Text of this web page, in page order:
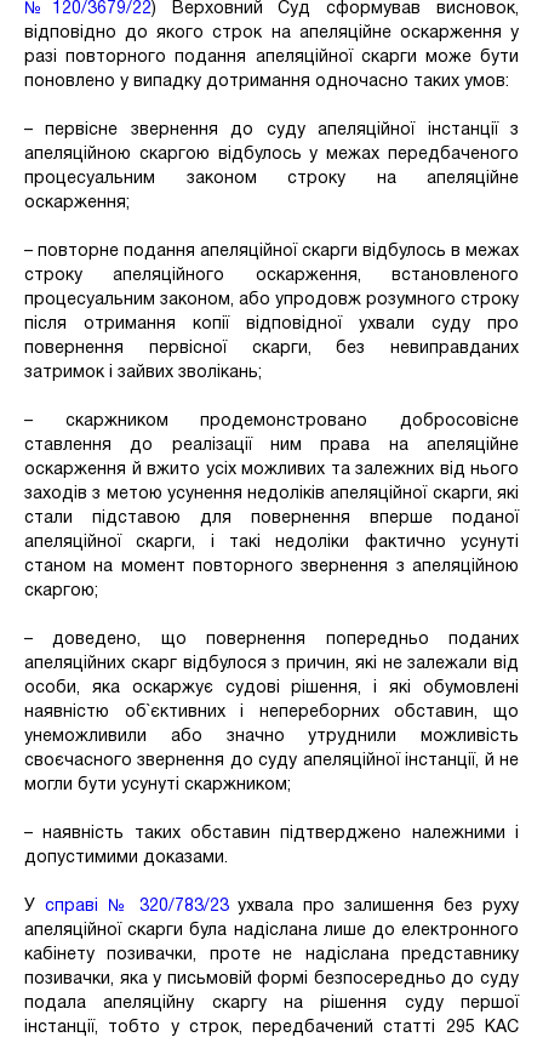
№120/3679/22) Верховний Суд сформував висновок,
відповідно до якого строк на апеляційне оскарження у
разі повторного подання апеляційної скарги може бути
поновлено у випадку дотримання одночасно таких умов:
– первісне звернення до суду апеляційної інстанції з
апеляційною скаргою відбулось у межах передбаченого
процесуальним законом строку на апеляційне
оскарження;
– повторне подання апеляційної скарги відбулось в межах
строку апеляційного оскарження, встановленого
процесуальним законом, або упродовж розумного строку
після отримання копії відповідної ухвали суду про
повернення первісної скарги, без невиправданих
затримок і зайвих зволікань;
– скаржником продемонстровано добросовісне
ставлення до реалізації ним права на апеляційне
оскарження й вжито усіх можливих та залежних від нього
заходів з метою усунення недоліків апеляційної скарги, які
стали підставою для повернення вперше поданої
апеляційної скарги, і такі недоліки фактично усунуті
станом на момент повторного звернення з апеляційною
скаргою;
– доведено, що повернення попередньо поданих
апеляційних скарг відбулося з причин, які не залежали від
особи, яка оскаржує судові рішення, і які обумовлені
наявністю об`єктивних і непереборних обставин, що
унеможливили або значно утруднили можливість
своєчасного звернення до суду апеляційної інстанції, й не
могли бути усунуті скаржником;
– наявність таких обставин підтверджено належними і
допустимими доказами.
У справі № 320/783/23ухвала про залишення без руху
апеляційної скарги була надіслана лише до електронного
кабінету позивачки, проте не надіслана представнику
позивачки, яка у письмовій формі безпосередньо до суду
подала апеляційну скаргу на рішення суду першої
інстанції, тобто у строк, передбачений статті 295 КАС